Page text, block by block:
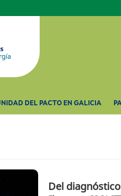
DEL PACTO EN GALICIA
Del